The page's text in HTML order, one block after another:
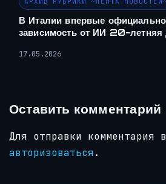
В Италии впервые официально
зависимость от ИИ 20-летняя
17.05.2026
Оставить комментарий
Для отправки комментария
авторизоваться.